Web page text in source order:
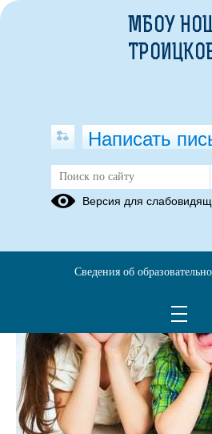
МБОУ
Написать
Версия для
Сведения об